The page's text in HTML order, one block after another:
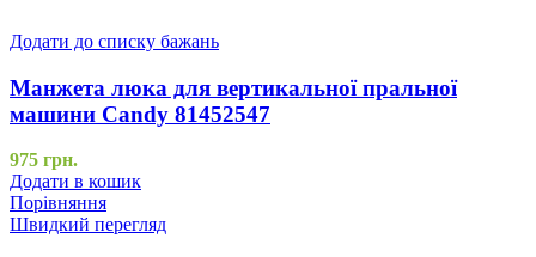
Додати до списку бажань
Манжета люка для вертикальної пральної
машини Candy 81452547
975 грн.
Додати в кошик
Порівняння
Швидкий перегляд